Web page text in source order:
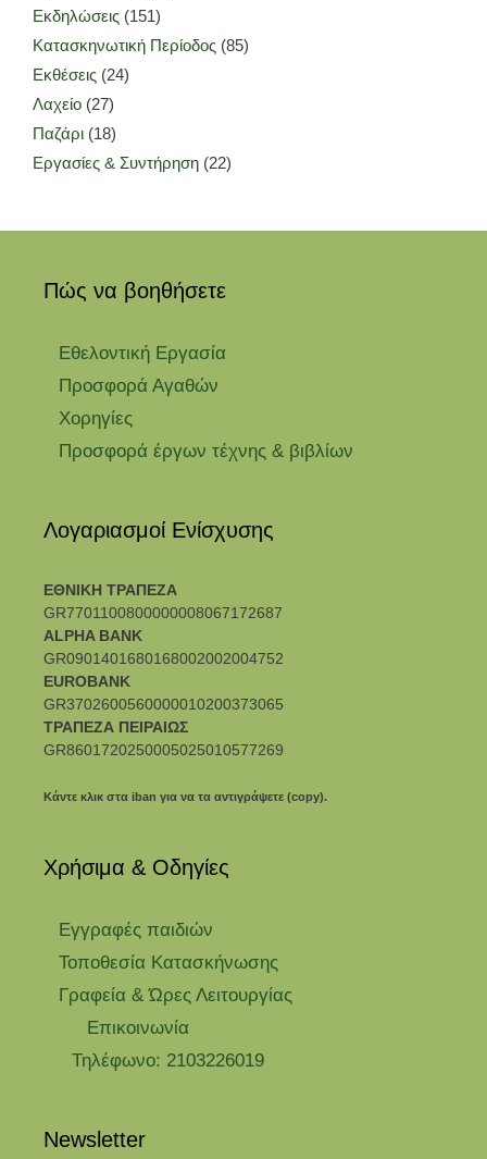
Εκδηλώσεις (151)
Κατασκηνωτική Περίοδος (85)
Εκθέσεις (24)
Λαχείο (27)
Παζάρι (18)
Εργασίες & Συντήρηση (22)
Πώς να βοηθήσετε
Εθελοντική Εργασία
Προσφορά Αγαθών
Χορηγίες
Προσφορά έργων τέχνης & βιβλίων
Λογαριασμοί Ενίσχυσης
ΕΘΝΙΚΗ ΤΡΑΠΕΖΑ
GR7701100800000008067172687
ALPHA BANK
GR0901401680168002002004752
EUROBANK
GR3702600560000010200373065
ΤΡΑΠΕΖΑ ΠΕΙΡΑΙΩΣ
GR8601720250005025010577269
Κάντε κλικ στα iban για να τα αντιγράψετε (copy).
Χρήσιμα & Οδηγίες
Eγγραφές παιδιών
Τοποθεσία Κατασκήνωσης
Γραφεία & Ώρες Λειτουργίας
Επικοινωνία
Τηλέφωνο: 2103226019
Newsletter